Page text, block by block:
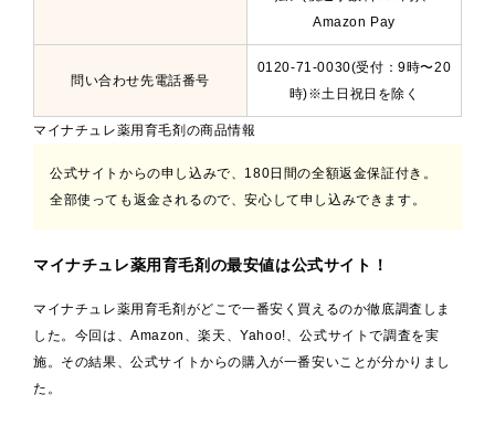
Amazon Pay
問い合わせ先電話番号
0120-71-0030(受付：9時〜20
時)※土日祝日を除く
マイナチュレ薬用育毛剤の商品情報
公式サイトからの申し込みで、180日間の全額返金保証付き。
全部使っても返金されるので、安心して申し込みできます。
マイナチュレ薬用育毛剤の最安値は公式サイト！
マイナチュレ薬用育毛剤がどこで一番安く買えるのか徹底調査しま
した。今回は、Amazon、楽天、Yahoo!、公式サイトで調査を実
施。その結果、公式サイトからの購入が一番安いことが分かりまし
た。